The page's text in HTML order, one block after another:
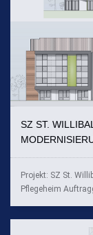
SZ ST.
Projekt: SZ St.
Pflegeheim